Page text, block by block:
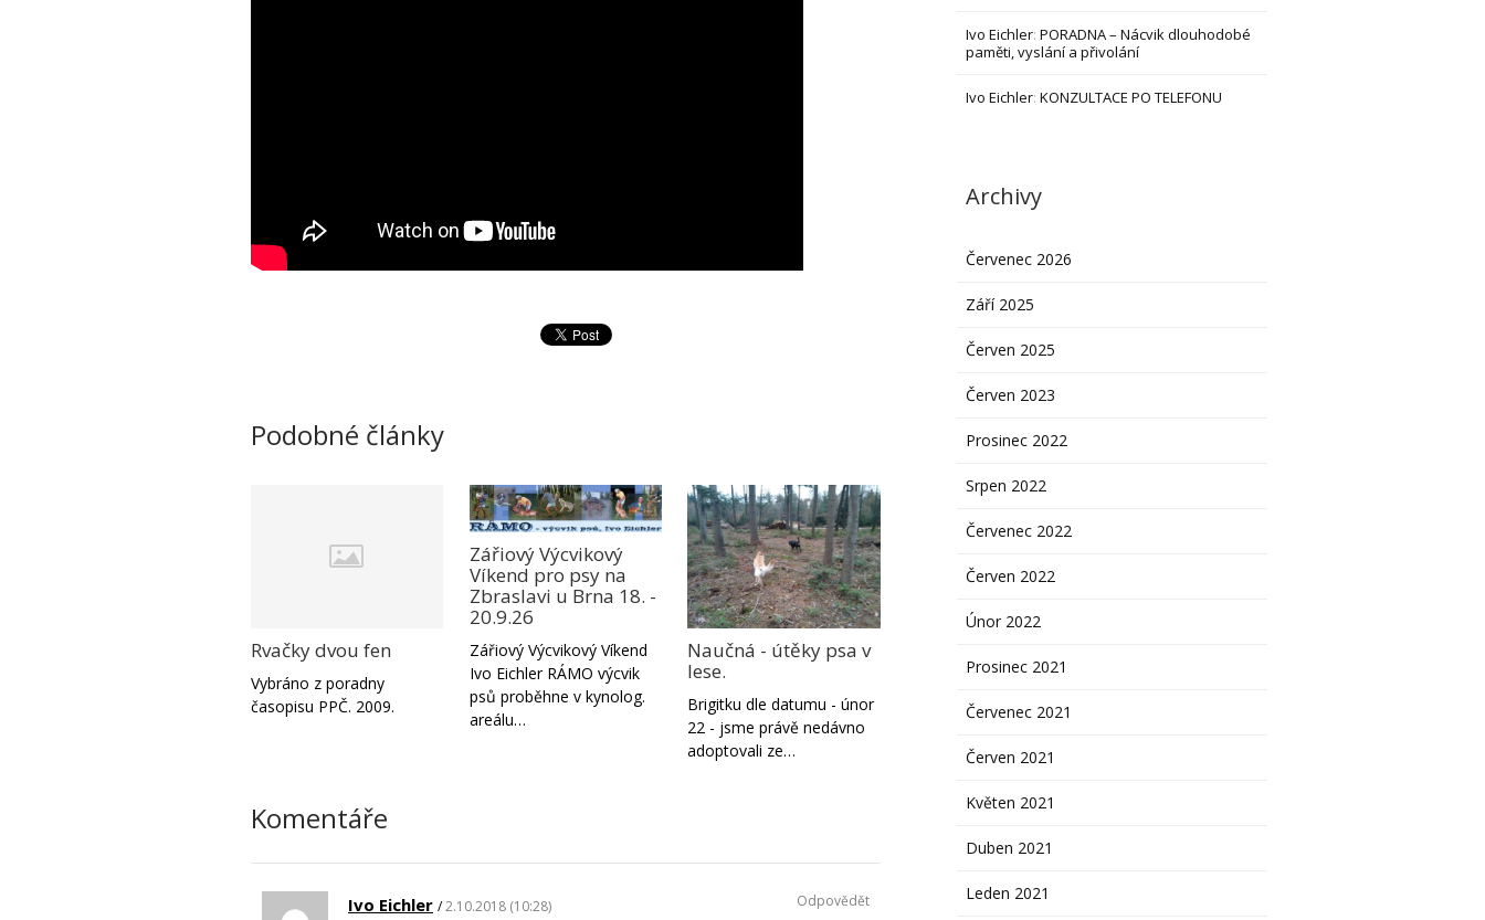
Podobné články
Rvačky dvou fen
Vybráno z poradny
časopisu PPČ. 2009.
Zářiový Výcvikový
Víkend pro psy na
Zbraslavi u Brna 18. -
20.9.26
Zářiový Výcvikový Víkend
Ivo Eichler RÁMO výcvik
psů proběhne v kynolog.
areálu…
Naučná - útěky psa v
lese.
Brigitku dle datumu - únor
22 - jsme právě nedávno
adoptovali ze…
Komentáře
Ivo Eichler 2.10.2018 (10:28) Odpovědět
Ivo Eichler:PORADNA – Nácvik dlouhodobé
paměti, vyslání a přivolání
Ivo Eichler:KONZULTACE PO TELEFONU
Archivy
Červenec 2026
Září 2025
Červen 2025
Červen 2023
Prosinec 2022
Srpen 2022
Červenec 2022
Červen 2022
Únor 2022
Prosinec 2021
Červenec 2021
Červen 2021
Květen 2021
Duben 2021
Leden 2021